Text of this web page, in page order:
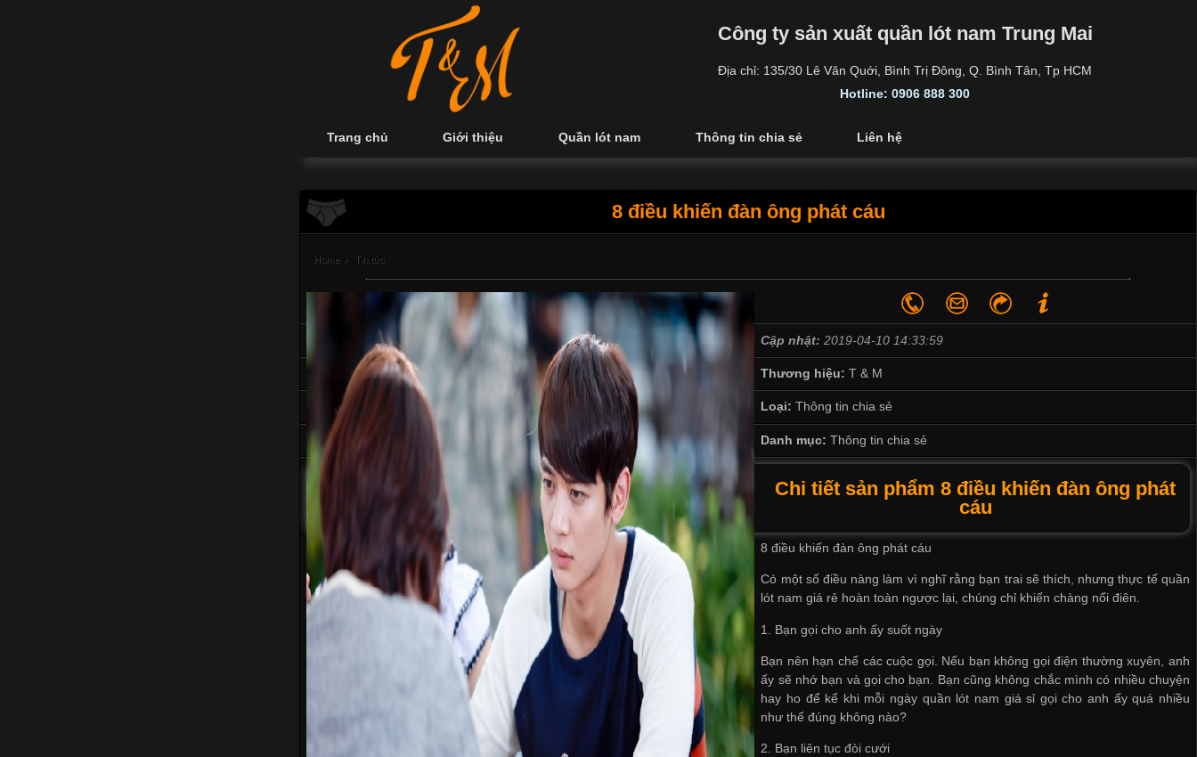
Công ty sản xuất quần lót nam Trung Mai
Địa chỉ: 135/30 Lê Văn Quới, Bình Trị Đông, Q. Bình Tân, Tp HCM
Hotline: 0906 888 300
Trang chủ Giới thiệu Quần lót nam Thông tin chia sẻ Liên hệ
8 điều khiến đàn ông phát cáu
Home › Tin tức
Cập nhật: 2019-04-10 14:33:59
Thương hiệu:T & M
Loại: Thông tin chia sẻ
Danh mục: Thông tin chia sẻ
Chi tiết sản phẩm 8 điều khiến đàn ông phát
cáu
8 điều khiến đàn ông phát cáu
Có một số điều nàng làm vì nghĩ rằng bạn trai sẽ thích, nhưng thực tế quần
lót nam giá rẻ hoàn toàn ngược lại, chúng chỉ khiến chàng nổi điên.
1. Bạn gọi cho anh ấy suốt ngày
Bạn nên hạn chế các cuộc gọi. Nếu bạn không gọi điện thường xuyên, anh
ấy sẽ nhớ bạn và gọi cho bạn. Bạn cũng không chắc mình có nhiều chuyện
hay ho để kể khi mỗi ngày quần lót nam giá sỉ gọi cho anh ấy quá nhiều
như thế đúng không nào?
2. Bạn liên tục đòi cưới